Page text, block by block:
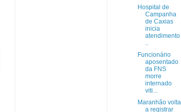
Hospital de
Campanha
de Caxias
inicia
atendimento
..
Funcionário
aposentado
da FNS
morre
internado
viti...
Maranhão volta
a registrar